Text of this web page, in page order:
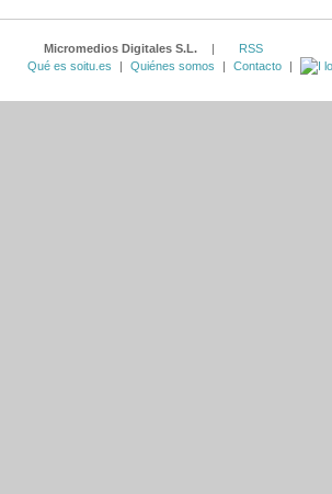
Micromedios Digitales S.L. |
RSS
Qué es soitu.es
| Quiénes somos | Contacto |